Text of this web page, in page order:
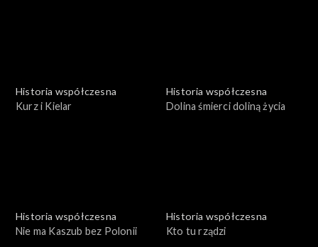
Historia współczesna
Kurz i Kielar
Historia współczesna
Dolina śmierci doliną życia
Historia współczesna
Nie ma Kaszub bez Polonii
Historia współczesna
Kto tu rządzi